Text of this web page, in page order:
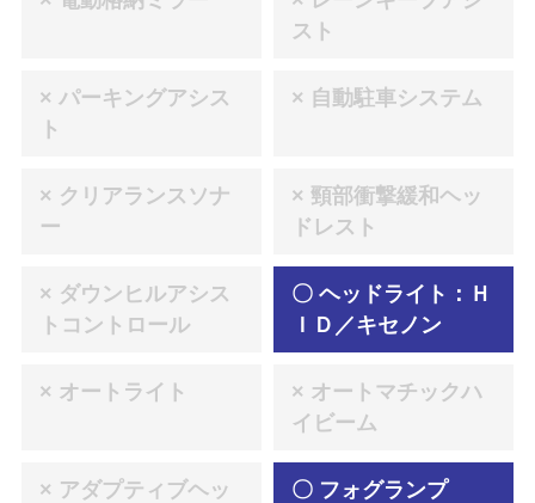
スト
× パーキングアシス
ト
× 自動駐車システム
× クリアランスソナ
ー
× 頸部衝撃緩和ヘッ
ドレスト
× ダウンヒルアシス
トコントロール
〇 ヘッドライト：Ｈ
ＩＤ／キセノン
× オートライト
× オートマチックハ
イビーム
× アダプティブヘッ
〇 フォグランプ